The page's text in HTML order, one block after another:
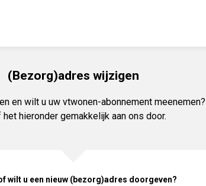
(Bezorg)adres wijzigen
en wilt u uw vtwonen-abonnement meenemen?
het hieronder gemakkelijk aan ons door.
wilt u een nieuw (bezorg)adres doorgeven?